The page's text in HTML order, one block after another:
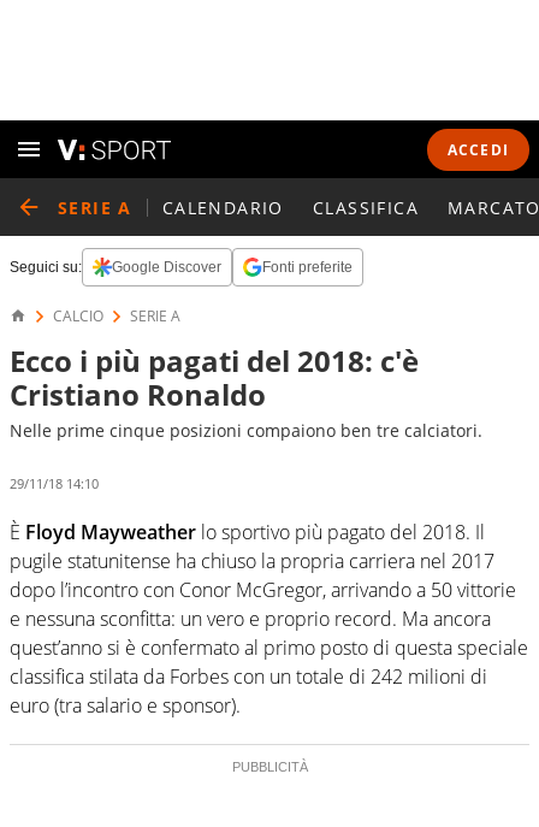
ACCEDI
SERIE A CALENDARIO CLASSIFICA
Seguici su: Google Discover Fonti preferite
CALCIO SERIE A
Ecco i più pagati del 2018: c'è
Cristiano Ronaldo
Nelle prime cinque posizioni compaiono ben tre calciatori.
29/11/18 14:10
È Floyd Mayweather lo sportivo più pagato del 2018. Il
pugile statunitense ha chiuso la propria carriera nel 2017
dopo l’incontro con Conor McGregor, arrivando a 50 vittorie
e nessuna sconfitta: un vero e proprio record. Ma ancora
quest’anno si è confermato al primo posto di questa speciale
classifica stilata da Forbes con un totale di 242 milioni di
euro (tra salario e sponsor).